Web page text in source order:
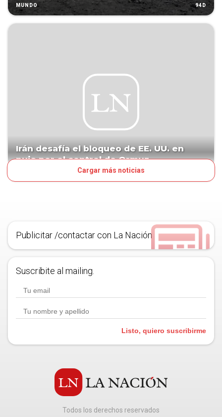
MUNDO 94D
Irán desafía el bloqueo de EE. UU. en
puja por el control de Ormuz
Cargar más noticias
Publicitar /contactar con La Nación
Suscribite al mailing.
Listo, quiero suscribirme
Todos los derechos reservados